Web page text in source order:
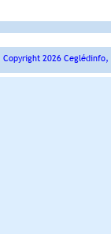
Copyright 2026